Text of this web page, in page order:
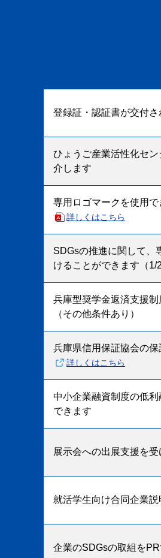
登録証・認証書が交付さ
ひょうご産業活性化セ
介します
専用ロゴマークを使用で
詳しくはこちら
SDGsの推進に関して、
けることができます（1/
兵庫型奨学金返済支援
（その他条件あり）
兵庫県信用保証協会の
詳しくはこちら
中小企業融資制度の低
できます
展示会への出展支援を
就活学生向け合同企業
企業のSDGsの取組を